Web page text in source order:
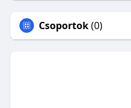
Csoportok(0)